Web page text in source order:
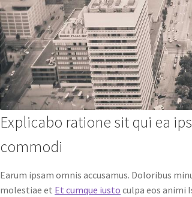
Explicabo ratione sit qui ea
commodi
Earum ipsam omnis accusamus. Doloribus
molestiae et Et cumque iusto culpa eos animi